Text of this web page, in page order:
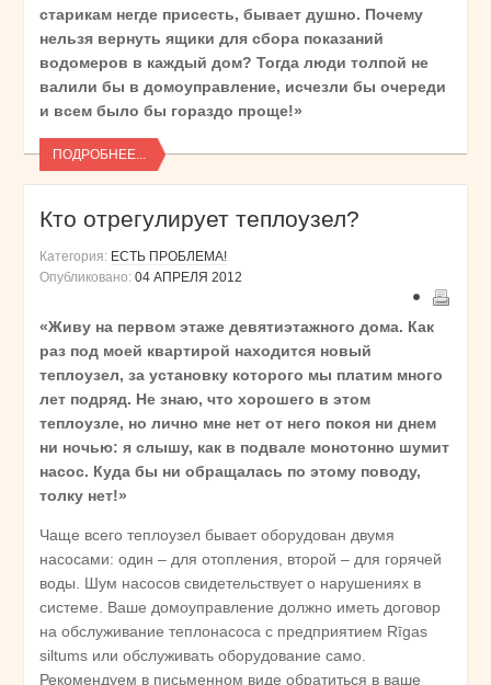
старикам негде присесть, бывает душно. Почему
нельзя вернуть ящики для сбора показаний
водомеров в каждый дом? Тогда люди толпой не
валили бы в домоуправление, исчезли бы очереди
и всем было бы гораздо проще!»
ПОДРОБНЕЕ...
Кто отрегулирует теплоузел?
Категория: ЕСТЬ ПРОБЛЕМА!
Опубликовано: 04 АПРЕЛЯ 2012
«Живу на первом этаже девятиэтажного дома. Как
раз под моей квартирой находится новый
теплоузел, за установку которого мы платим много
лет подряд. Не знаю, что хорошего в этом
теплоузле, но лично мне нет от него покоя ни днем
ни ночью: я слышу, как в подвале монотонно шумит
насос. Куда бы ни обращалась по этому поводу,
толку нет!»
Чаще всего теплоузел бывает оборудован двумя
насосами: один – для отопления, второй – для горячей
воды. Шум насосов свидетельствует о нарушениях в
системе. Ваше домоуправление должно иметь договор
на обслуживание теплонасоса с предприятием Rīgas
siltums или обслуживать оборудование само.
Рекомендуем в письменном виде обратиться в ваше